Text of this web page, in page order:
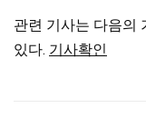
관련 기사는 다음의
있다. 기사확인